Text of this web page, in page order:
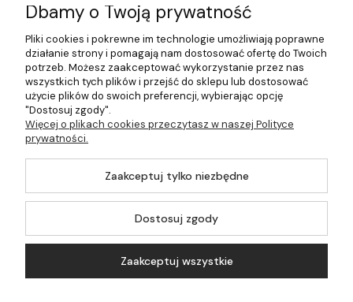
Płatności i dostawa
Pomoc
Moje konto
©2026 Wszelkie Prawa Zastrzeżone | 499.pl - najlepszy sklep z
Dbamy o Twoją prywatność
Pliki cookies i pokrewne im technologie umożliwiają poprawne
działanie strony i pomagają nam dostosować ofertę do Twoich
potrzeb. Możesz zaakceptować wykorzystanie przez nas
wszystkich tych plików i przejść do sklepu lub dostosować
użycie plików do swoich preferencji, wybierając opcję
"Dostosuj zgody".
Więcej o plikach cookies przeczytasz w naszej Polityce
prywatności.
Zaakceptuj tylko niezbędne
Dostosuj zgody
Zaakceptuj wszystkie